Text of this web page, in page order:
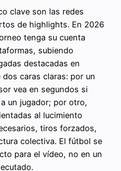
clave son las redes
de highlights. En 2026
tenga su cuenta
subiendo
destacadas en
caras claras: por un
vea en segundos si
un jugador; por otro,
al lucimiento
tiros forzados,
colectiva. El fútbol se
para el vídeo, no en un